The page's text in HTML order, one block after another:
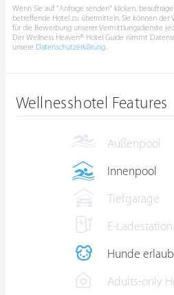
Wenn Sie auf "Anfrage senden" klicken,
betreffende Hotel zu übermitteln. Sie können der
für die Bewerbung unserer Vermittlungsdienste
Der Wellness Heaven® Hotel Guide nimmt
unsere Datenschutzerklärung.
Wellnesshotel Features
Außenpool
Innenpool
Tiefgarage
E-Ladestation
Hunde
Adults-only